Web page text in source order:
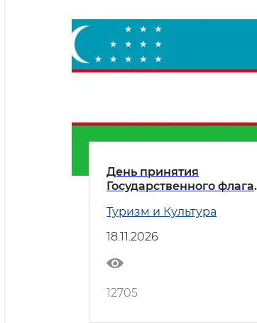
День принятия
Государственного флага
Туризм и Культура
18.11.2026
12705